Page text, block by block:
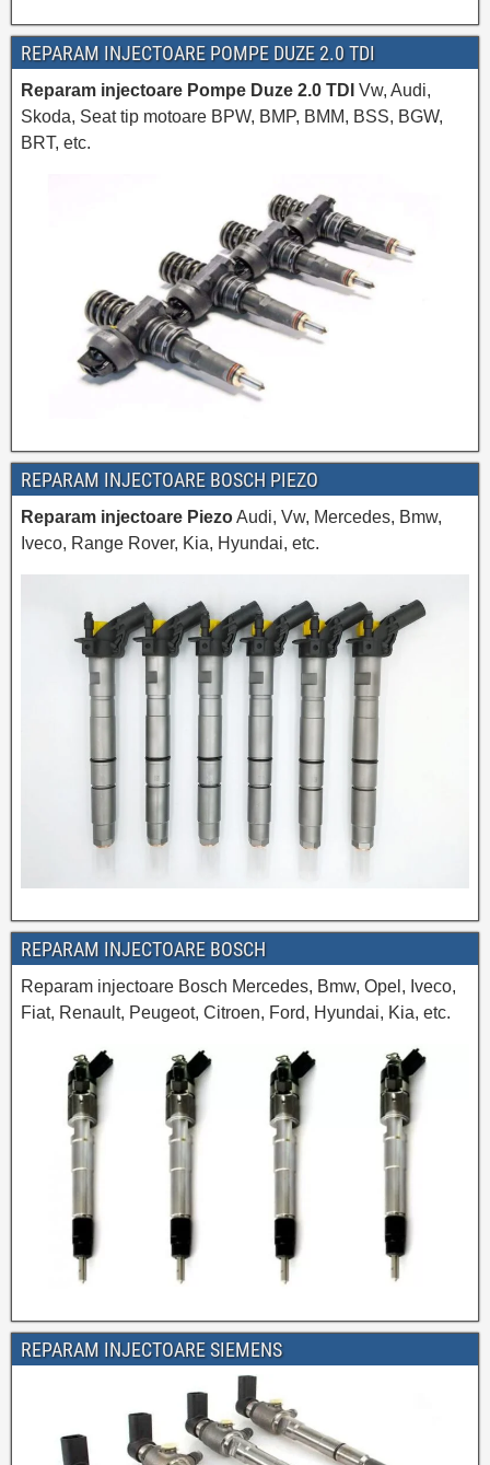
REPARAM INJECTOARE POMPE DUZE 2.0 TDI
Reparam injectoare Pompe Duze 2.0 TDI Vw, Audi,
Skoda, Seat tip motoare BPW, BMP, BMM, BSS, BGW,
BRT, etc.
REPARAM INJECTOARE BOSCH PIEZO
Reparam injectoare PiezoAudi, Vw, Mercedes, Bmw,
Iveco, Range Rover, Kia, Hyundai, etc.
REPARAM INJECTOARE BOSCH
Reparam injectoare Bosch Mercedes, Bmw, Opel, Iveco,
Fiat, Renault, Peugeot, Citroen, Ford, Hyundai, Kia, etc.
REPARAM INJECTOARE SIEMENS